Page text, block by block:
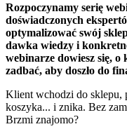
Rozpoczynamy serię
doświadczonych
optymalizować swój
dawka wiedzy i
webinarze dowiesz się, o
zadbać, aby doszło do
Klient wchodzi do sklepu,
koszyka... i znika. Bez
Brzmi znajomo?